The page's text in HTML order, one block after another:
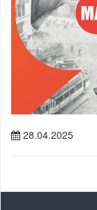
28.04.2025